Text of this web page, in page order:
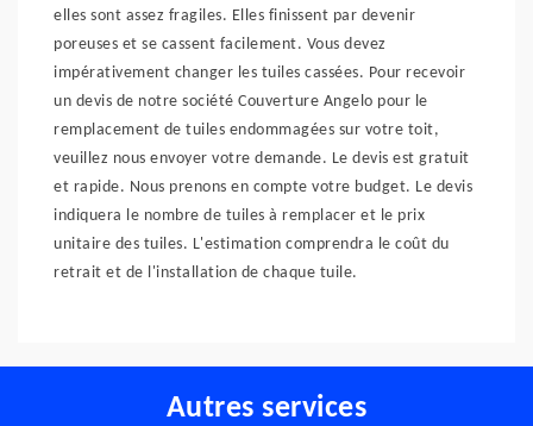
elles sont assez fragiles. Elles finissent par devenir
poreuses et se cassent facilement. Vous devez
impérativement changer les tuiles cassées. Pour recevoir
un devis de notre société Couverture Angelo pour le
remplacement de tuiles endommagées sur votre toit,
veuillez nous envoyer votre demande. Le devis est gratuit
et rapide. Nous prenons en compte votre budget. Le devis
indiquera le nombre de tuiles à remplacer et le prix
unitaire des tuiles. L'estimation comprendra le coût du
retrait et de l'installation de chaque tuile.
Autres services